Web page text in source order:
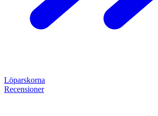
Löparskorna
Recensioner